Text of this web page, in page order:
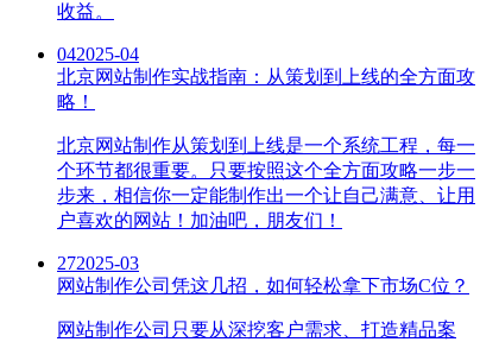
收益。
042025-04
北京网站制作实战指南：从策划到上线的全方面攻
略！
北京网站制作从策划到上线是一个系统工程，每一
个环节都很重要。只要按照这个全方面攻略一步一
步来，相信你一定能制作出一个让自己满意、让用
户喜欢的网站！加油吧，朋友们！
272025-03
网站制作公司凭这几招，如何轻松拿下市场C位？
网站制作公司只要从深挖客户需求、打造精品案